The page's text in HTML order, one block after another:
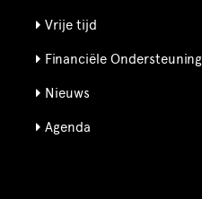
Vrije tijd
Financiële Ondersteuning
Nieuws
Agenda